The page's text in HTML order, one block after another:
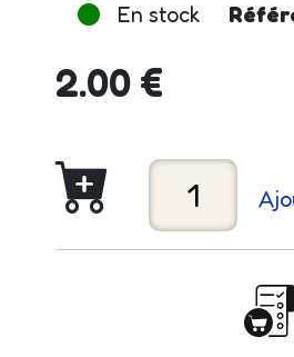
En stock
2.00 €